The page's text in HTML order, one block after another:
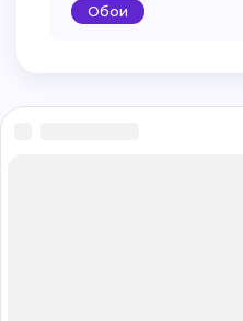
Обои